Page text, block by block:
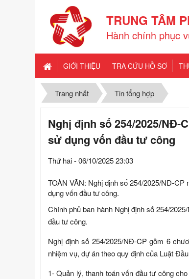
TRUNG TÂM
Hành chính phục
GIỚI THIỆU TRA CỨU HỒ SƠ
Trang nhất Tin tổng hợp
Nghị định số 254/2025/NĐ-
sử dụng vốn đầu tư công
Thứ hai - 06/10/2025 23:03
TOÀN VĂN: Nghị định số 254/2025/NĐ-CP
dụng vốn đầu tư công.
Chính phủ ban hành Nghị định số 254/
đầu tư công.
Nghị định số 254/2025/NĐ-CP gồm 6
nhiệm vụ, dự án theo quy định của Luật
1- Quản lý, thanh toán vốn đầu tư công